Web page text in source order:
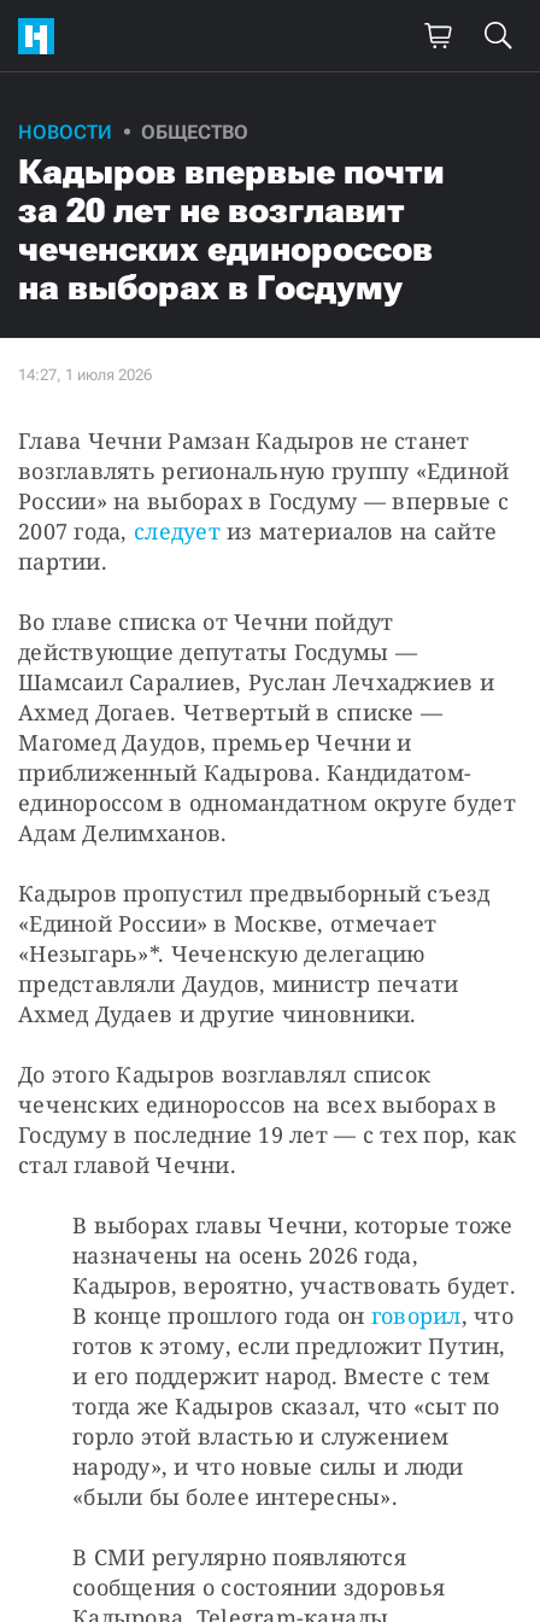
НОВОСТИ ОБЩЕСТВО
Кадыров впервые почти
за 20 лет не возглавит
чеченских единороссов
на выборах в Госдуму
Глава Чечни Рамзан Кадыров не станет
возглавлять региональную группу «Единой
России» на выборах в Госдуму — впервые с
2007 года, следует из материалов на сайте
партии.
Во главе списка от Чечни пойдут
действующие депутаты Госдумы —
Шамсаил Саралиев, Руслан Лечхаджиев и
Ахмед Догаев. Четвертый в списке —
Магомед Даудов, премьер Чечни и
приближенный Кадырова. Кандидатом-
единороссом в одномандатном округе будет
Адам Делимханов.
Кадыров пропустил предвыборный съезд
«Единой России» в Москве, отмечает
«Незыгарь»*. Чеченскую делегацию
представляли Даудов, министр печати
Ахмед Дудаев и другие чиновники.
До этого Кадыров возглавлял список
чеченских единороссов на всех выборах в
Госдуму в последние 19 лет — с тех пор, как
стал главой Чечни.
В выборах главы Чечни, которые тоже
назначены на осень 2026 года,
Кадыров, вероятно, участвовать будет.
В конце прошлого года он говорил, что
готов к этому, если предложит Путин,
и его поддержит народ. Вместе с тем
тогда же Кадыров сказал, что «сыт по
горло этой властью и служением
народу», и что новые силы и люди
«были бы более интересны».
В СМИ регулярно появляются
сообщения о состоянии здоровья